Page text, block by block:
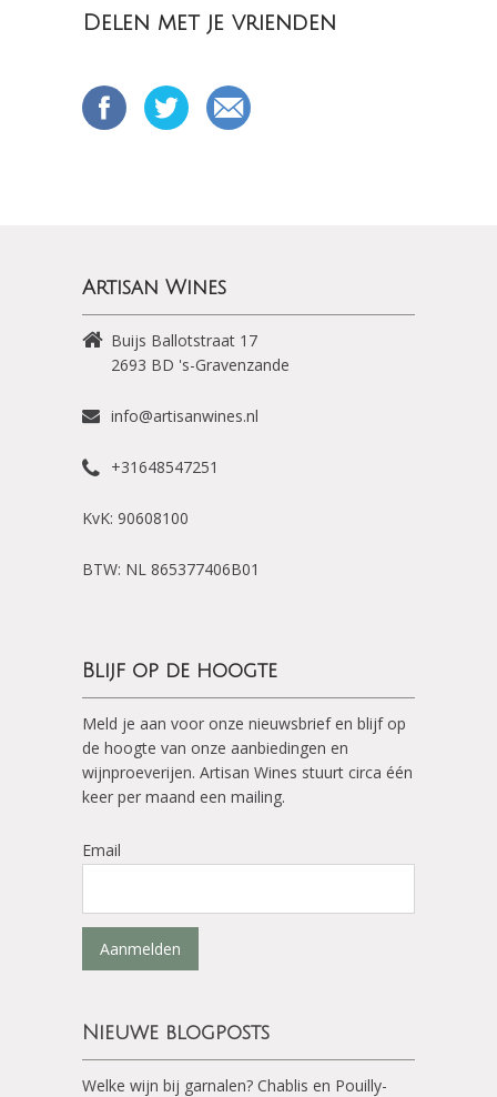
Delen met je vrienden
Artisan Wines
Buijs Ballotstraat 17
2693 BD 's-Gravenzande
info@artisanwines.nl
+31648547251
KvK: 90608100
BTW: NL 865377406B01
Blijf op de hoogte
Meld je aan voor onze nieuwsbrief en blijf op
de hoogte van onze aanbiedingen en
wijnproeverijen. Artisan Wines stuurt circa één
keer per maand een mailing.
Email
Aanmelden
Nieuwe blogposts
Welke wijn bij garnalen? Chablis en Pouilly-